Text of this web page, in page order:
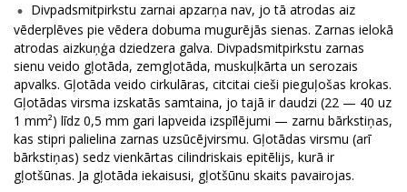
Divpadsmitpirkstu zarnai apzarņa nav, jo tā atrodas aiz
vēderplēves pie vēdera dobuma mugurējās sienas. Zarnas ielokā
atrodas aizkuņģa dziedzera galva. Divpadsmitpirkstu zarnas
sienu veido gļotāda, zemgļotāda, muskuļkārta un serozais
apvalks. Gļotāda veido cirkulāras, citcitai cieši pieguļošas krokas.
Gļotādas virsma izskatās samtaina, jo tajā ir daudzi (22 — 40 uz
1 mm²) līdz 0,5 mm gari lapveida izspīlējumi — zarnu bārkstiņas,
kas stipri palielina zarnas uzsūcējvirsmu. Gļotādas virsmu (arī
bārkstiņas) sedz vienkārtas cilindriskais epitēlijs, kurā ir
gļotšūnas. Ja gļotāda iekaisusi, gļotšūnu skaits pavairojas.